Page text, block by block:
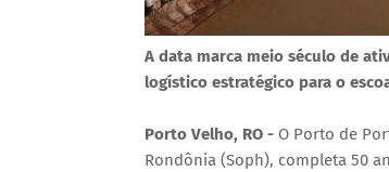
A data marca meio século de
logístico estratégico para o
Porto Velho, RO - O Porto de
Rondônia (Soph), completa 50